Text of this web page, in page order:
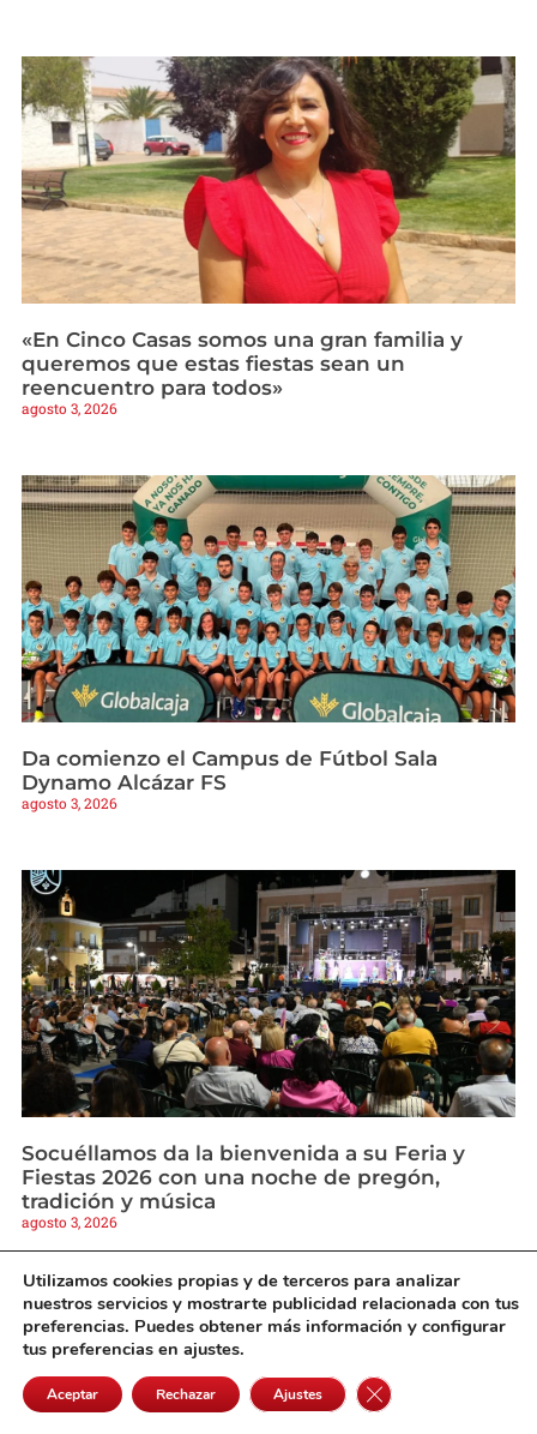
«En Cinco Casas somos una gran familia y
queremos que estas fiestas sean un
reencuentro para todos»
agosto 3, 2026
Da comienzo el Campus de Fútbol Sala
Dynamo Alcázar FS
agosto 3, 2026
Socuéllamos da la bienvenida a su Feria y
Fiestas 2026 con una noche de pregón,
tradición y música
agosto 3, 2026
Utilizamos cookies propias y de terceros para analizar
nuestros servicios y mostrarte publicidad relacionada con tus
preferencias. Puedes obtener más información y configurar
tus preferencias en ajustes.
Aceptar Rechazar Ajustes Cerrar el banner de